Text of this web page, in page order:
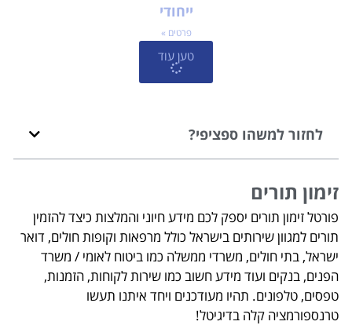
ייחודי
פרטים »
טען עוד
לחזור למשהו ספציפי?
זימון תורים
פורטל זימון תורים יספק לכם מידע חיוני והמלצות כיצד להזמין
תורים למגוון שירותים בישראל כולל מרפאות וקופות חולים, דואר
ישראל, בתי חולים, משרדי ממשלה כמו ביטוח לאומי / משרד
הפנים, בנקים ועוד מידע חשוב כמו שירות לקוחות, הזמנות,
טפסים, טלפונים. תהיו מעודכנים ויחד איתנו תעשו
טרנספורמציה קלה בדיגיטל!